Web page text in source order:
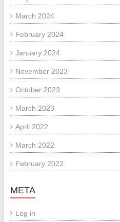
March 2024
February 2024
January 2024
November 2023
October 2023
March 2023
April 2022
March 2022
February 2022
META
Log in